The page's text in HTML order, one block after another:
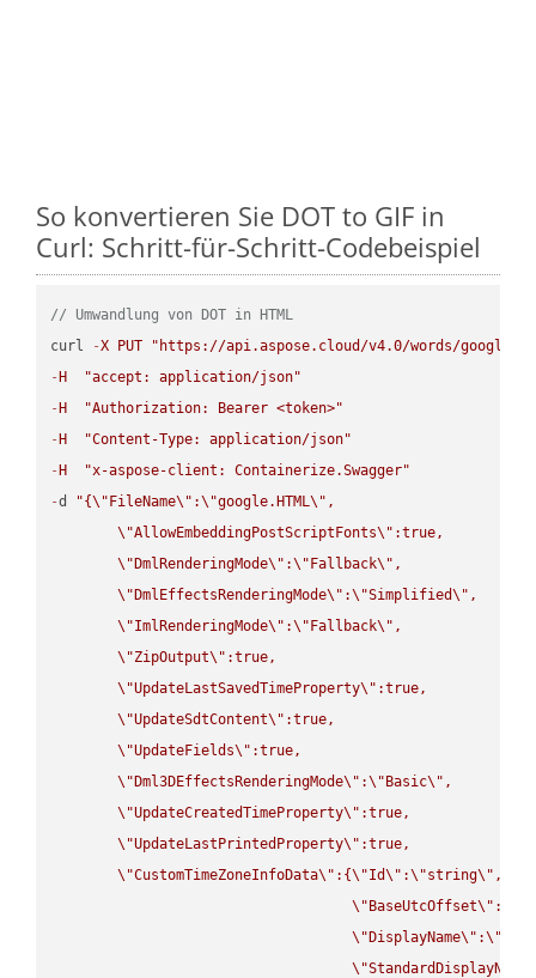
So konvertieren Sie DOT to GIF in
Curl: Schritt-für-Schritt-Codebeispiel
// Umwandlung von DOT in HTML
curl
-X PUT
"https://api.aspose.cloud/v4.0/words/
- H
"accept: application/json"
- H
"Authorization: Bearer <token>"
- H
"Content-Type: application/json"
- H
"x-aspose-client: Containerize.Swagger"
-d "{\" FileName\" :\"google.HTML\" ,
\"AllowEmbeddingPostScriptFonts\" :true,
\" DmlRenderingMode\" :\" Fallback\" ,
\" DmlEffectsRenderingMode\" :\"Simplified\" ,
\"ImlRenderingMode\" :\" Fallback\" ,
\"ZipOutput\" :true,
\"UpdateLastSavedTimeProperty\" :true,
\"UpdateSdtContent\" :true,
\"UpdateFields\" :true,
\" Dml3DEffectsRenderingMode\" :\" Basic\" ,
\"UpdateCreatedTimeProperty\" :true,
\"UpdateLastPrintedProperty\" :true,
\"CustomTimeZoneInfoData\" :{\"Id\" :\"string\" ,
\" BaseUtcOffset\" :
\" DisplayName\" :\"
\"StandardDisplayName